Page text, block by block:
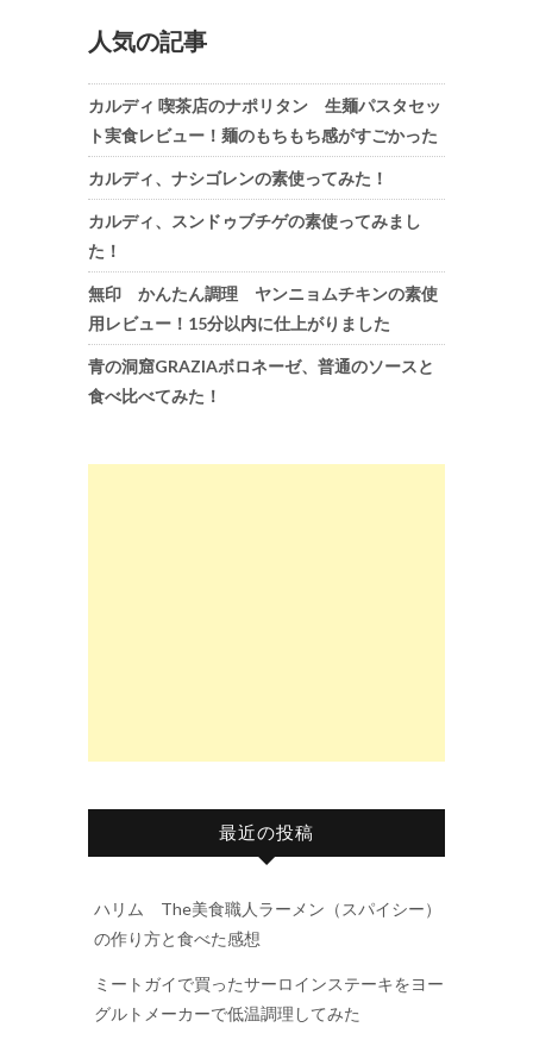
人気の記事
カルディ 喫茶店のナポリタン 生麺パスタセッ
ト実食レビュー！麺のもちもち感がすごかった
カルディ、ナシゴレンの素使ってみた！
カルディ、スンドゥブチゲの素使ってみまし
た！
無印 かんたん調理 ヤンニョムチキンの素使
用レビュー！15分以内に仕上がりました
青の洞窟GRAZIAボロネーゼ、普通のソースと
食べ比べてみた！
最近の投稿
ハリム The美食職人ラーメン（スパイシー）
の作り方と食べた感想
ミートガイで買ったサーロインステーキをヨー
グルトメーカーで低温調理してみた